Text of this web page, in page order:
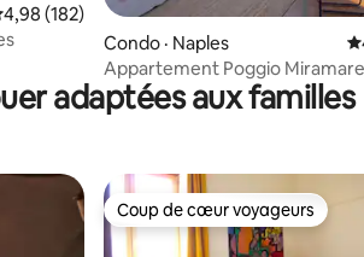
moyenne de 4,98 sur 5, 182
4,98 (182)
Condo · Naples
Appartement Poggio Miramare
Jamm Jà
adaptées aux familles
Coup de cœur voyageurs
Coup de cœur voyageurs